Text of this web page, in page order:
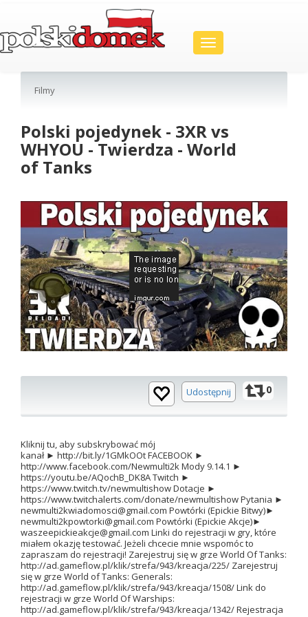
Toggle
navigation
Filmy
Polski pojedynek - 3XR vs
WHYOU - Twierdza - World
of Tanks
0
Udostępnij
Kliknij tu, aby subskrybować mój
kanał ► http://bit.ly/1GMkOOt FACEBOOK ►
http://www.facebook.com/Newmulti2k Mody 9.14.1 ►
https://youtu.be/AQochB_DK8A Twitch ►
https://www.twitch.tv/newmultishow Dotacje ►
https://www.twitchalerts.com/donate/newmultishow Pytania ►
newmulti2kwiadomosci@gmail.com Powtórki (Epickie Bitwy)►
newmulti2kpowtorki@gmail.com Powtórki (Epickie Akcje)►
waszeepickieakcje@gmail.com Linki do rejestracji w gry, które
miałem okazję testować. Jeżeli chcecie mnie wspomóc to
zapraszam do rejestracji! Zarejestruj się w grze World Of Tanks:
http://ad.gameflow.pl/klik/strefa/943/kreacja/225/ Zarejestruj
się w grze World of Tanks: Generals:
http://ad.gameflow.pl/klik/strefa/943/kreacja/1508/ Link do
rejestracji w grze World Of Warships:
http://ad.gameflow.pl/klik/strefa/943/kreacja/1342/ Rejestracja